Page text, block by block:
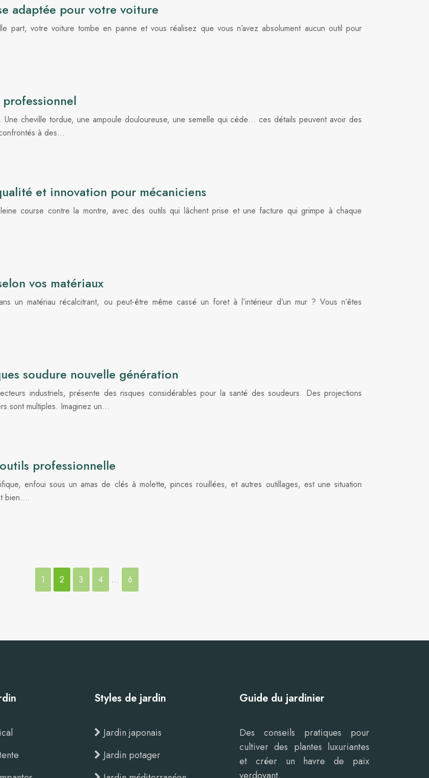
adaptée pour votre voiture
part, votre voiture tombe en panne et vous réalisez que vous n’avez absolument aucun outil pour
cheville tordue, une ampoule douloureuse, une semelle qui cède… ces détails peuvent avoir des
à des…
et innovation pour mécaniciens
course contre la montre, avec des outils qui lâchent prise et une facture qui grimpe à chaque
vos matériaux
un matériau récalcitrant, ou peut-être même cassé un foret à l’intérieur d’un mur ? Vous n’êtes
soudure nouvelle génération
industriels, présente des risques considérables pour la santé des soudeurs. Des projections
sont multiples. Imaginez un…
professionnelle
enfoui sous un amas de clés à molette, pinces rouillées, et autres outillages, est une situation
bien….
1 2 3 4 … 6
Styles de jardin
Jardin japonais
Jardin potager
Guide du jardinier
Des conseils pratiques pour
cultiver des plantes luxuriantes
et créer un havre de paix